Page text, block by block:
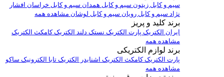
سیم و کابل زیتون سیم و کابل همدان سیم و کابل خراسان افشار
نژاد سیم و کابل رویان سیم و کابل لوشان مشاهده همه
برند کلید و پریز
ایران الکتریک پارت الکتریک نستک دلند الکتریککامکث الکتریک
مشاهده همه
برند لوازم الکتریکی
پارت الکتریککامکث الکتریک اشنایدر الکتریک تابا الکترونیک ساکو
مشاهده همه